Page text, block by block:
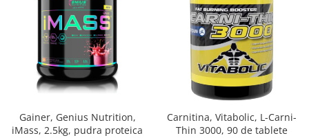
Gainer, Genius Nutrition,
iMass, 2.5kg, pudra proteica
Carnitina, Vitabolic, L-Carni-
Thin 3000, 90 de tablete